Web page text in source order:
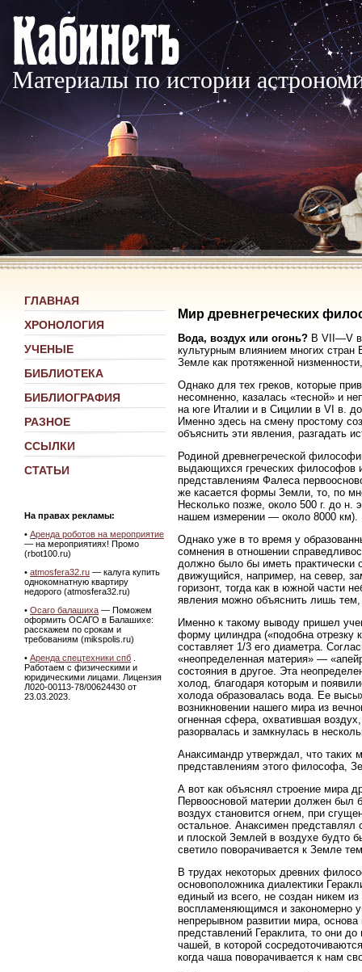
Материалы по истории
ГЛАВНАЯ
ХРОНОЛОГИЯ
УЧЕНЫЕ
БИБЛИОТЕКА
БИБЛИОГРАФИЯ
РАЗНОЕ
ССЫЛКИ
СТАТЬИ
На правах рекламы:
• Аренда роботов на мероприятие
— на мероприятиях! Промо
(rbot100.ru)
• atmosfera32.ru — калуга купить
однокомнатную квартиру
недорого (atmosfera32.ru)
• Осаго балашиха — Поможем
оформить ОСАГО в Балашихе:
расскажем по срокам и
требованиям (mikspolis.ru)
• Аренда спецтехники спб
Работаем с физическими и
юридическими лицами. Лицензия
Л020-00113-78/00624430 от
23.03.2023.
Мир древнегреческих
Вода, воздух или огонь? В VII—V
культурным влиянием многих стран
Земле как протяженной
Однако для тех греков, которые
несомненно, казалась «тесной» и
на юге Италии и в Сицилии в VI в.
Именно здесь на смену простому
объяснить эти явления, разгадать
Родиной древнегреческой
выдающихся греческих философов
представлениям Фалеса
же касается формы Земли, то, по
Несколько позже, около 500 г. до н.
нашем измерении — около 8000 км).
Однако уже в то время у
сомнения в отношении
должно было бы иметь практически
движущийся, например, на север,
горизонт, тогда как в южной части
явления можно объяснить лишь
Именно к такому выводу пришел
форму цилиндра («подобна отрезку
составляет 1/3 его диаметра.
«неопределенная материя» —
состояния в другое. Эта
холод, благодаря которым и
холода образовалась вода. Ее
возникновении нашего мира из
огненная сфера, охватившая
разорвалась и замкнулась в
Анаксимандр утверждал, что таких
представлениям этого философа,
А вот как объяснял строение мира
Первоосновой материи должен был
воздух становится огнем, при
остальное. Анаксимен
и плоской Землей в воздухе будто
светило поворачивается к Земле
В трудах некоторых древних
основоположника диалектики
единый из всего, не создан никем
воспламеняющимся и закономерно
непрерывном развитии мира,
представлений Гераклита, то они
чашей, в которой
когда чаша поворачивается к нам